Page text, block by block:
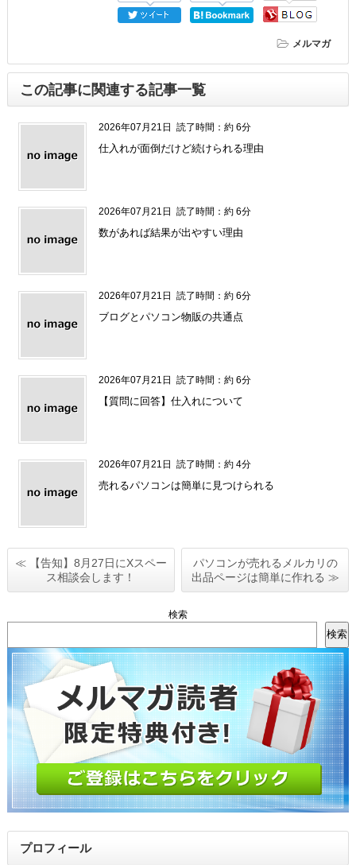
メルマガ
この記事に関連する記事一覧
2026年07月21日 読了時間：約 6分
仕入れが面倒だけど続けられる理由
2026年07月21日 読了時間：約 6分
数があれば結果が出やすい理由
2026年07月21日 読了時間：約 6分
ブログとパソコン物販の共通点
2026年07月21日 読了時間：約 6分
【質問に回答】仕入れについて
2026年07月21日 読了時間：約 4分
売れるパソコンは簡単に見つけられる
≪ 【告知】8月27日にXスペー
ス相談会します！
パソコンが売れるメルカリの
出品ページは簡単に作れる ≫
検索
検索
プロフィール